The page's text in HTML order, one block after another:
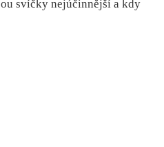
svíčky nejúčinnější a kdy